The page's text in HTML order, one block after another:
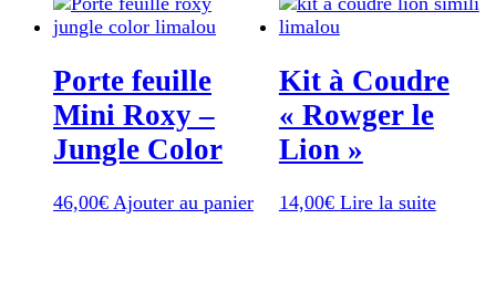
Porte feuille
Mini Roxy –
Jungle Color
46,00€ Ajouter au panier
Kit à Coudre
« Rowger le
Lion »
14,00€ Lire la suite